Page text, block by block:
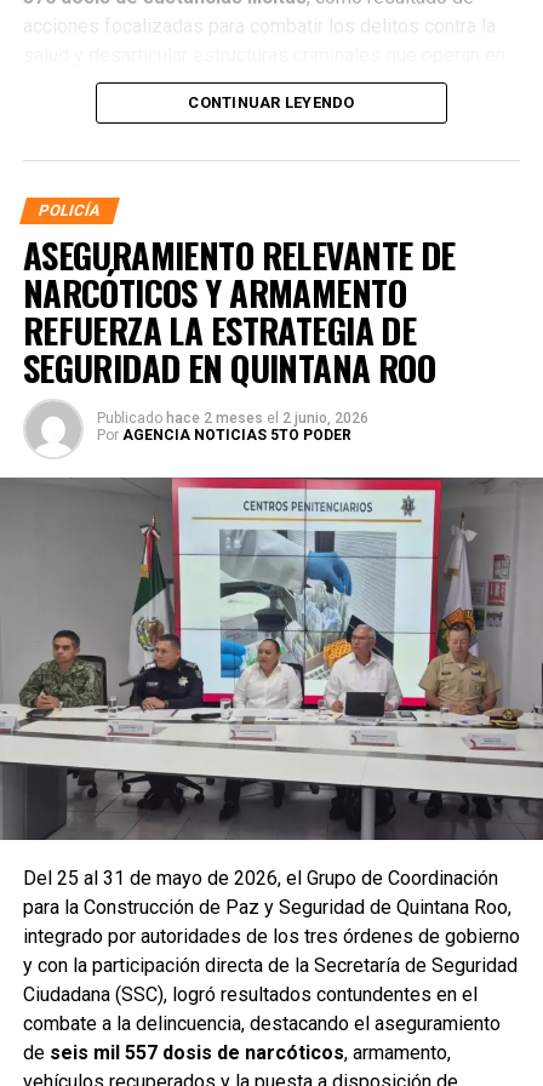
acciones focalizadas para combatir los delitos contra la
distintos municipios.
La coordinación tecnológica del C5 y el despliegue
operativo en campo permitieron la recuperación de105
relacionados con reportes de robo o probables
hechos delictivos. Además, se realizaron
24 mil 622
revisiones preventivasa personas y unidades
vehiculares, reforzando la vigilancia en zonas estratégicas
y puntos de alta movilidad.
Entre las acciones destacadas se encuentran detenciones
CONTINUAR LEYENDO
POLICÍA
ASEGURAMIENTO RELEVANTE DE
NARCÓTICOS Y ARMAMENTO
REFUERZA LA ESTRATEGIA DE
SEGURIDAD EN QUINTANA ROO
Publicado hace 2 meses el 2 junio, 2026
Por AGENCIA NOTICIAS 5TO PODER
Del 25 al 31 de mayo de 2026, el Grupo de Coordinación
para la Construcción de Paz y Seguridad de Quintana Roo,
integrado por autoridades de los tres órdenes de gobierno
y con la participación directa de la Secretaría de Seguridad
Ciudadana (SSC), logró resultados contundentes en el
combate a la delincuencia, destacando el aseguramiento
de seis mil 557 dosis de narcóticos, armamento,